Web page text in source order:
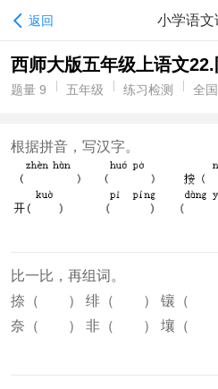
返回 小学语文
西师大版五年级上语文
题量 9 五年级 练习检测 全
根据拼音，写汉字。
比一比，再组词。
捺（ ） 绯（ ） 镶（
奈（ ） 非（ ） 壤（